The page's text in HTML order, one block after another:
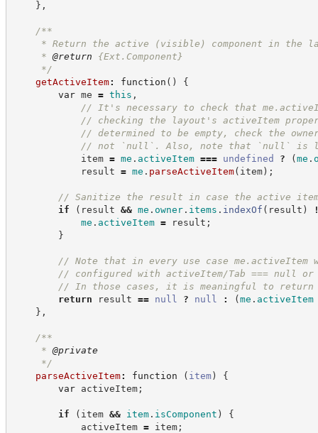
} ,
/**
* Return the active (visible) component in the
* @return
{Ext.Component}
*/
getActiveItem: function ( )
{
var me = this ,
// It's necessary to check that
// checking the layout's activeItem
// determined to be empty, check the
// not `null`. Also, note that `null` is
item = me . activeItem === undefined ? (me .
result = me . parseActiveItem( item) ;
// Sanitize the result in case the active
if
( result && me . owner . items . indexOf ( result )
me . activeItem = result ;
}
// Note that in every use case
// configured with activeItem/Tab === null
// In those cases, it is meaningful to return
return result == null ? null : (me . activeItem
} ,
/**
* @private
*/
parseActiveItem: function ( item)
{
var activeItem ;
if ( item && item . isComponent )
{
activeItem = item ;